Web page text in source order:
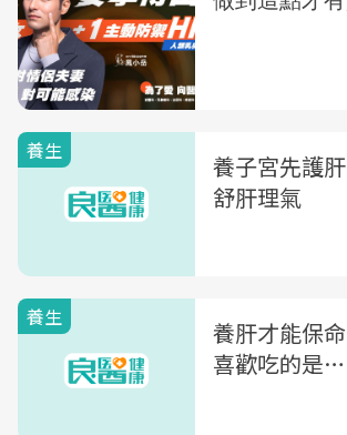
養生
養子宮先護
舒肝理氣
養生
養肝才能保
喜歡吃的是…